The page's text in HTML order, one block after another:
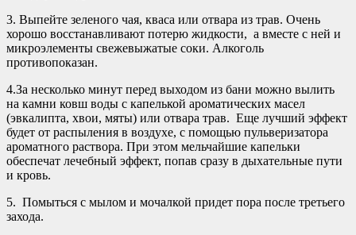
3. Выпейте зеленого чая, кваса или отвара из трав. Очень
хорошо восстанавливают потерю жидкости, а вместе с ней и
микроэлементы свежевыжатые соки. Алкоголь
противопоказан.
4.За несколько минут перед выходом из бани можно вылить
на камни ковш воды с капелькой ароматических масел
(эвкалипта, хвои, мяты) или отвара трав. Еще лучший эффект
будет от распыления в воздухе, с помощью пульверизатора
ароматного раствора. При этом мельчайшие капельки
обеспечат лечебный эффект, попав сразу в дыхательные пути
и кровь.
5. Помыться с мылом и мочалкой придет пора после третьего
захода.